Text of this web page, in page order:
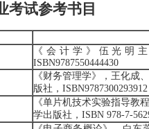
试参考书目
《会计学》伍光明
ISBN9787550444430
《财务管理学》，王化成
版社，
《单片机技术实验指导教
学出版社，ISBN 978-7-